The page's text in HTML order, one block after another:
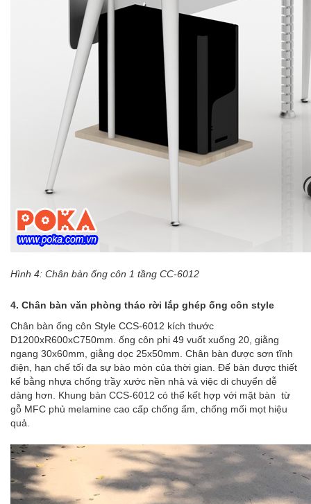
Hình 4: Chân bàn ống côn 1 tầng CC-6012
4. Chân bàn văn phòng tháo rời lắp ghép ống côn style
Chân bàn ống côn Style CCS-6012 kích thước
D1200xR600xC750mm. ống côn phi 49 vuốt xuống 20, giằng
ngang 30x60mm, giằng dọc 25x50mm. Chân bàn được sơn tĩnh
điện , hạn chế tối đa sự bào mòn của thời gian. Đế bàn được thiết
kế bằng nhựa chống trầy xước nền nhà và việc di chuyển dễ
dàng hơn. Khung bàn CCS-6012 có thể kết hợp với mặt bàn từ
gỗ MFC phủ melamine cao cấp chống ẩm, chống mối mọt hiệu
quả.